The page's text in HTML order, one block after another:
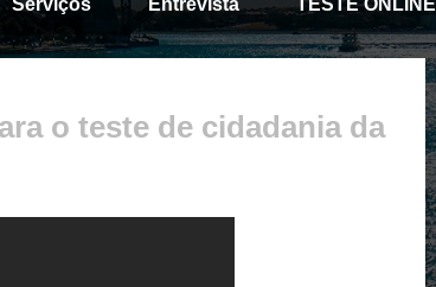
Serviços Entrevista TESTE ONLINE
o teste de cidadania da